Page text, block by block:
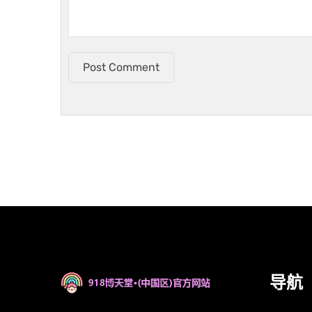
Post Comment
导航